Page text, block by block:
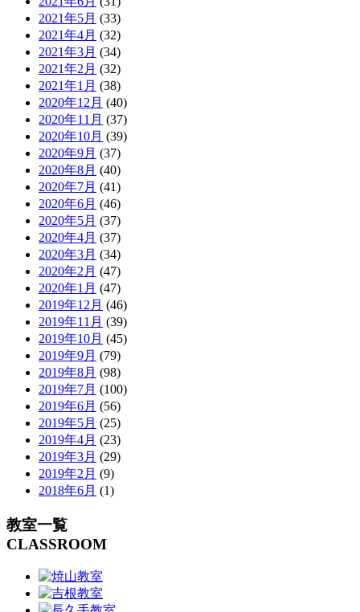
2021年5月 (33)
2021年4月 (32)
2021年3月 (34)
2021年2月 (32)
2021年1月 (38)
2020年12月 (40)
2020年11月 (37)
2020年10月 (39)
2020年9月 (37)
2020年8月 (40)
2020年7月 (41)
2020年6月 (46)
2020年5月 (37)
2020年4月 (37)
2020年3月 (34)
2020年2月 (47)
2020年1月 (47)
2019年12月 (46)
2019年11月 (39)
2019年10月 (45)
2019年9月 (79)
2019年8月 (98)
2019年7月 (100)
2019年6月 (56)
2019年5月 (25)
2019年4月 (23)
2019年3月 (29)
2019年2月 (9)
2018年6月 (1)
教室一覧
CLASSROOM